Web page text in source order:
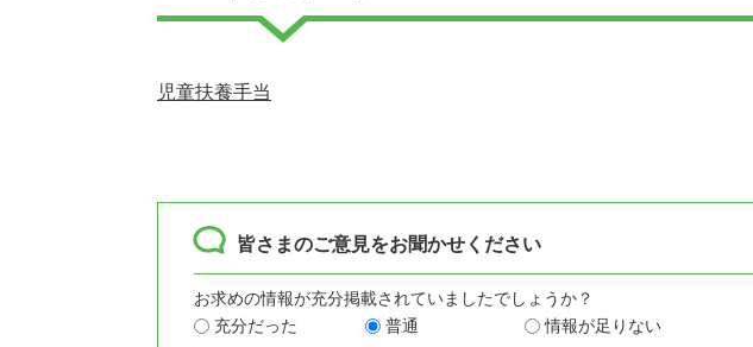
児童扶養手当
皆さまのご意見をお聞かせください
お求めの情報が充分掲載されていましたでしょうか？
充分だった
普通 情報が足りない